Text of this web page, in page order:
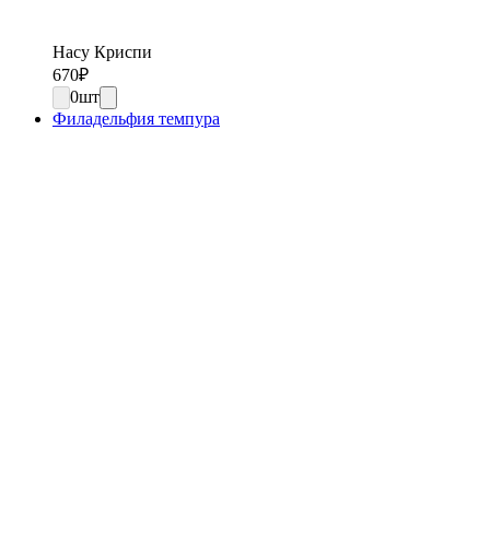
Насу Криспи
670₽
0шт
Филадельфия темпура